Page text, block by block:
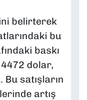
belirterek
bu
baskı
dolar,
Bu satışların
artış